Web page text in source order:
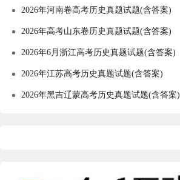
2026年河南卷高考历史真题试题(含答案)
2026年高考山东卷历史真题试题(含答案)
2026年6月浙江高考历史真题试题(含答案)
2026年江苏高考历史真题试题(含答案)
2026年黑吉辽蒙高考历史真题试题(含答案)